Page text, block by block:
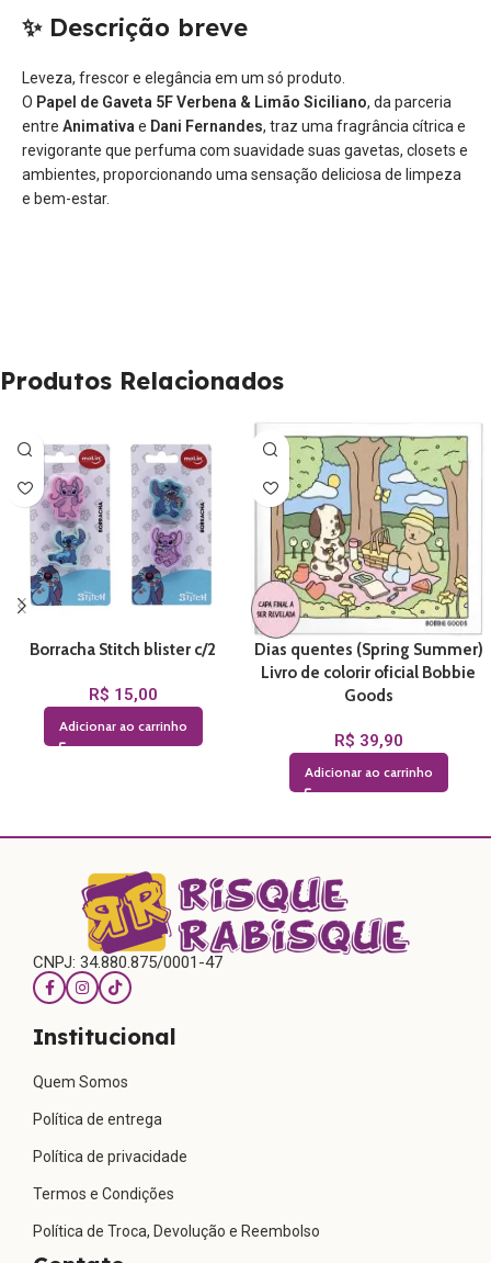
✨ Descrição breve
Leveza, frescor e elegância em um só produto.
O Papel de Gaveta 5F Verbena & Limão Siciliano, da parceria
entre Animativae Dani Fernandes, traz uma fragrância cítrica e
revigorante que perfuma com suavidade suas gavetas, closets e
ambientes, proporcionando uma sensação deliciosa de limpeza
e bem-estar.
Produtos Relacionados
Borracha Stitch blister c/2
R$ 15,00
Adicionar ao carrinho
Dias quentes (Spring Summer)
Livro de colorir oficial Bobbie
Goods
R$ 39,90
Adicionar ao carrinho
CNPJ: 34.880.875/0001-47
Institucional
Quem Somos
Política de entrega
Política de privacidade
Termos e Condições
Política de Troca, Devolução e Reembolso